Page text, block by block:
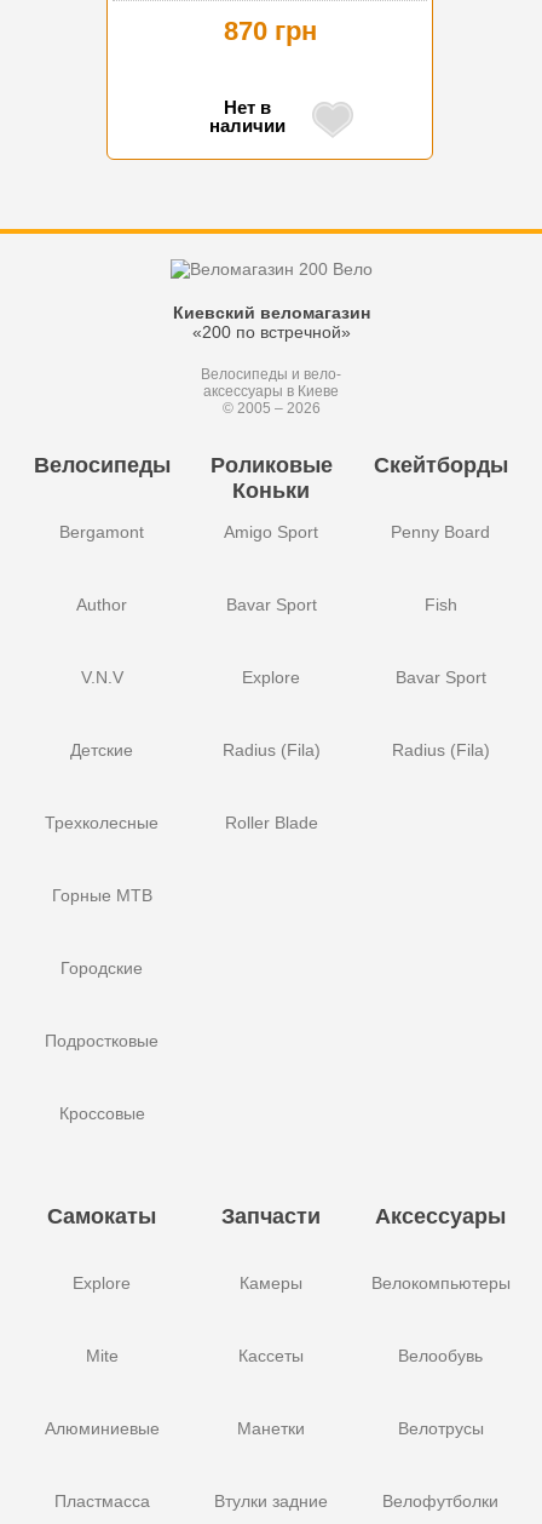
870 грн
Нет в
наличии
Киевский веломагазин
«200 по встречной»
Велосипеды и вело-
аксессуары в Киеве
© 2005 – 2026
Велосипеды
Bergamont
Author
V.N.V
Детские
Трехколесные
Горные MTB
Городские
Подростковые
Кроссовые
Роликовые
Коньки
Amigo Sport
Bavar Sport
Explore
Radius (Fila)
Roller Blade
Скейтборды
Penny Board
Fish
Bavar Sport
Radius (Fila)
Самокаты
Explore
Mite
Алюминиевые
Пластмасса
Запчасти
Камеры
Кассеты
Манетки
Втулки задние
Аксессуары
Велокомпьютеры
Велообувь
Велотрусы
Велофутболки